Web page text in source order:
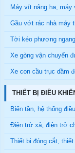
Máy vít nâng hạ,
Gầu vớt rác nhà máy
Tời kéo phương
Xe gòng vận chuyển
Xe con cầu trục dầm
THIẾT BỊ ĐIỀU
Biến tần, hệ thống
Điện trở xả, điện trở
Thiết bị đóng cắt,